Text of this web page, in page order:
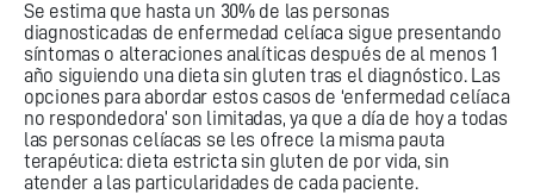
Se estima que hasta un 30% de las personas
diagnosticadas de enfermedad celíaca sigue presentando
síntomas o alteraciones analíticas después de al menos 1
año siguiendo una dieta sin gluten tras el diagnóstico. Las
opciones para abordar estos casos de ‘enfermedad celíaca
no respondedora’ son limitadas, ya que a día de hoy a todas
las personas celíacas se les ofrece la misma pauta
terapéutica: dieta estricta sin gluten de por vida, sin
atender a las particularidades de cada paciente.